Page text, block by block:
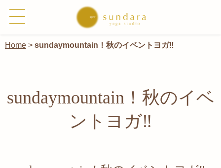
Home > sundaymountain！秋のイベントヨガ‼︎
sundaymountain！秋のイベ
ントヨガ‼︎